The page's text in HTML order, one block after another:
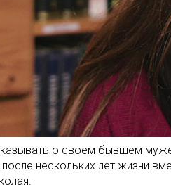
о своем бывшем
нескольких лет жизни